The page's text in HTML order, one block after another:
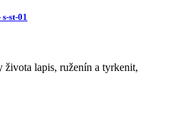
st-01
lapis, ruženín a tyrkenit,